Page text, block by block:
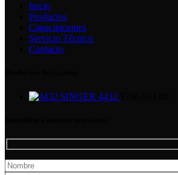
Inicio
Productos
Capacitaciones
Servicio Técnico
Contacto
SINGER 4432